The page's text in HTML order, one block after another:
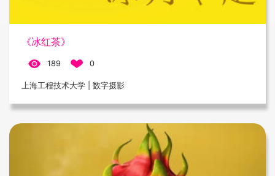
《冰红茶》
189 0
上海工程技术大学 | 数字摄影